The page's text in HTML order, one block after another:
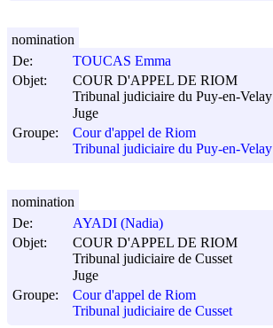
De:
TOUCAS Emma
Objet:
COUR D'APPEL DE RIOM
Tribunal judiciaire du Puy-en-Velay
Juge
Groupe:
Cour d'appel de Riom
Tribunal judiciaire du Puy-en-Velay
nomination
De:
AYADI (Nadia)
Objet:
COUR D'APPEL DE RIOM
Tribunal judiciaire de Cusset
Juge
Groupe:
Cour d'appel de Riom
Tribunal judiciaire de Cusset
nomination